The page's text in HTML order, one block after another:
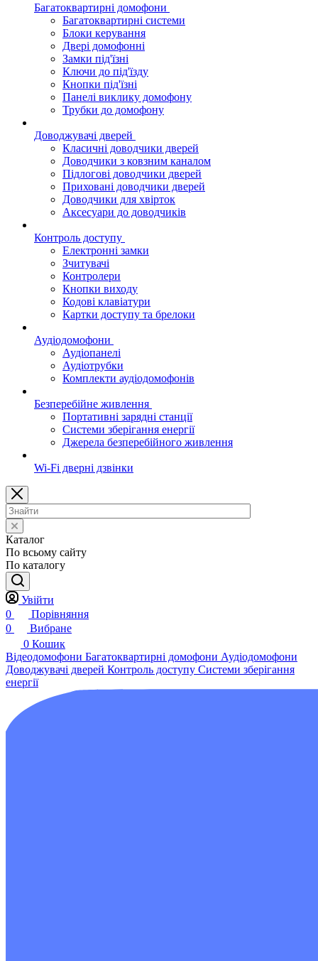
Багатоквартирні домофони
Багатоквартирні системи
Блоки керування
Двері домофонні
Замки під'їзні
Ключи до під'їзду
Кнопки під'їзні
Панелі виклику домофону
Трубки до домофону
Доводжувачі дверей
Класичні доводчики дверей
Доводчики з ковзним каналом
Підлогові доводчики дверей
Приховані доводчики дверей
Доводчики для хвірток
Аксесуари до доводчиків
Контроль доступу
Електронні замки
Зчитувачі
Контролери
Кнопки виходу
Кодові клавіатури
Картки доступу та брелоки
Аудіодомофони
Аудіопанелі
Аудіотрубки
Комплекти аудіодомофонів
Безперебійне живлення
Портативні зарядні станції
Системи зберігання енергії
Джерела безперебійного живлення
Wi-Fi дверні дзвінки
Каталог
По всьому сайту
По каталогу
Увійти
0
Порівняння
0
Вибране
0 Кошик
Відеодомофони Багатоквартирні домофони Аудіодомофони
Доводжувачі дверей Контроль доступу Системи зберігання
енергії